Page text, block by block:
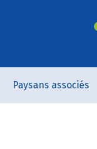
Paysans associés